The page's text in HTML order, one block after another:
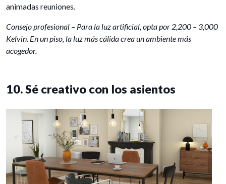
animadas reuniones.
Consejo profesional – Para la luz artificial, opta por 2,200 – 3,000
Kelvin. En un piso, la luz más cálida crea un ambiente más
acogedor.
10. Sé creativo con los asientos